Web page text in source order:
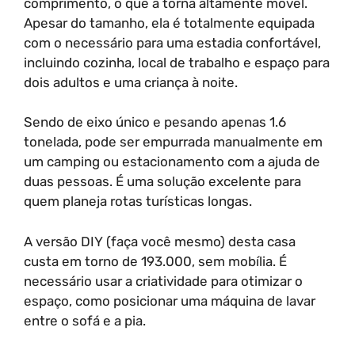
Apesar do tamanho, ela é totalmente equipada
com o necessário para uma estadia confortável,
incluindo cozinha, local de trabalho e espaço para
dois adultos e uma criança à noite.
Sendo de eixo único e pesando apenas 1.6
tonelada, pode ser empurrada manualmente em
um camping ou estacionamento com a ajuda de
duas pessoas. É uma solução excelente para
quem planeja rotas turísticas longas.
A versão DIY (faça você mesmo) desta casa
custa em torno de 193.000, sem mobília. É
necessário usar a criatividade para otimizar o
espaço, como posicionar uma máquina de lavar
entre o sofá e a pia.